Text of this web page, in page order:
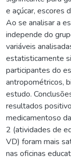
e açúcar, escores
Ao se analisar a
independe do
variáveis
estatisticamente
participantes do
antropométricos,
estudo.
resultados
medicamentoso
2 (atividades de
VD) foram mais
nas oficinas